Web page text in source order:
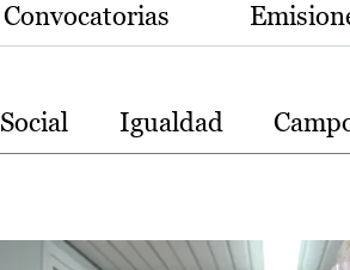
Convocatorias
Social Igualdad